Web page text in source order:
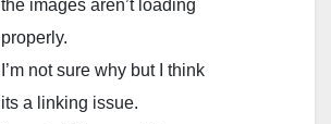
the images aren’t loading
properly.
I’m not sure why but I think
its a linking issue.